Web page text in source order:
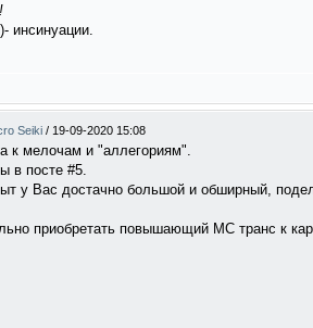
инсинуации.
Seiki / 19-09-2020 15:08
к мелочам и "аллегориям".
в посте #5.
у Вас достачно большой и обширный,
приобретать повышающий МС транс к